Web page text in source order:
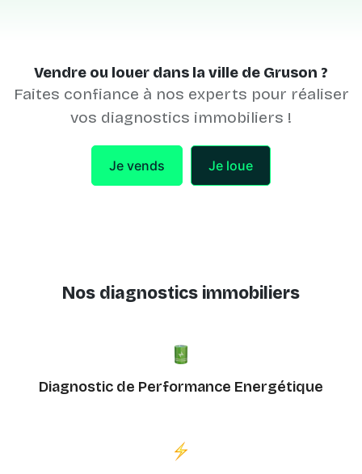
Vendre ou louer dans la ville de Gruson ?
Faites confiance à nos experts pour réaliser
vos diagnostics immobiliers !
Je vends Je loue
Nos diagnostics immobiliers
Diagnostic de Performance Energétique